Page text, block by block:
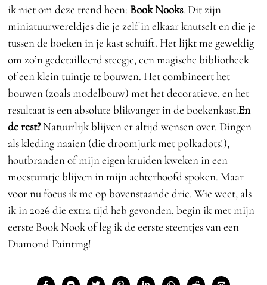
ik niet om deze trend heen:Book Nooks. Dit zijn
miniatuurwereldjes die je zelf in elkaar knutselt en die je
tussen de boeken in je kast schuift. Het lijkt me geweldig
om zo’n gedetailleerd steegje, een magische bibliotheek
of een klein tuintje te bouwen. Het combineert het
bouwen (zoals modelbouw) met het decoratieve, en het
resultaat is een absolute blikvanger in de boekenkast.En
de rest?Natuurlijk blijven er altijd wensen over. Dingen
als kleding naaien (die droomjurk met polkadots!),
houtbranden of mijn eigen kruiden kweken in een
moestuintje blijven in mijn achterhoofd spoken. Maar
voor nu focus ik me op bovenstaande drie. Wie weet, als
ik in 2026 die extra tijd heb gevonden, begin ik met mijn
eerste Book Nook of leg ik de eerste steentjes van een
Diamond Painting!